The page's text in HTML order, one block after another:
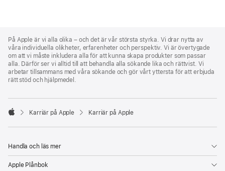
Footer
På Apple är vi alla olika – och det är vår största styrka. Vi drar nytta av
våra individuella olikheter, erfarenheter och perspektiv. Vi är övertygade
om att vi måste inkludera alla för att kunna skapa produkter som passar
alla. Därför ser vi alltid till att behandla alla sökande lika och rättvist. Vi
arbetar tillsammans med våra sökande och gör vårt yttersta för att erbjuda
rätt stöd och hjälpmedel.

Karriär på Apple Karriär på Apple
Handla och läs mer
Apple Plånbok